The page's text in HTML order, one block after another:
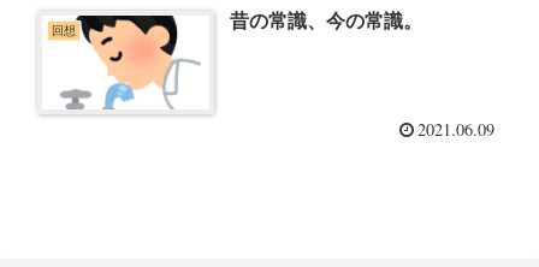
回想 昔の常識、今の常識。
2021.06.09